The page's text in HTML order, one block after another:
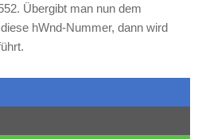
Übergibt man nun dem
hWnd-Nummer, dann wird